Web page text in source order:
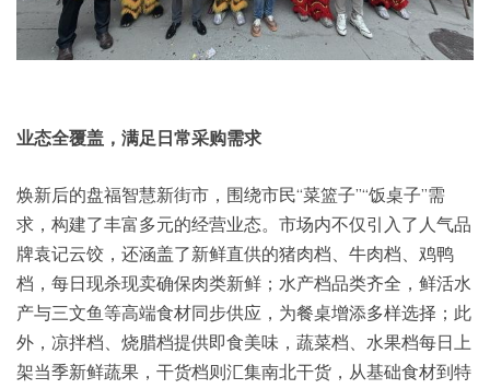
业态全覆盖，满足日常采购需求
焕新后的盘福智慧新街市，围绕市民“菜篮子”“饭桌子”需
求，构建了丰富多元的经营业态。市场内不仅引入了人气品
牌袁记云饺，还涵盖了新鲜直供的猪肉档、牛肉档、鸡鸭
档，每日现杀现卖确保肉类新鲜；水产档品类齐全，鲜活水
产与三文鱼等高端食材同步供应，为餐桌增添多样选择；此
外，凉拌档、烧腊档提供即食美味，蔬菜档、水果档每日上
架当季新鲜蔬果，干货档则汇集南北干货，从基础食材到特